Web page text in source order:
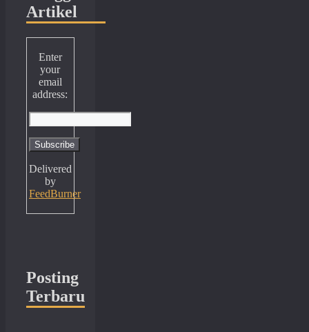
Artikel
Enter
your
email
address:
Delivered
by
FeedBurner
Posting
Terbaru